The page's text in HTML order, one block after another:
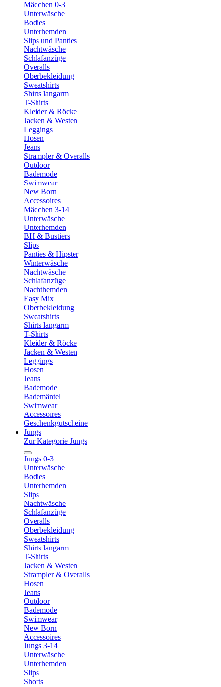
Mädchen 0-3
Unterwäsche
Bodies
Unterhemden
Slips und Panties
Nachtwäsche
Schlafanzüge
Overalls
Oberbekleidung
Sweatshirts
Shirts langarm
T-Shirts
Kleider & Röcke
Jacken & Westen
Leggings
Hosen
Jeans
Strampler & Overalls
Outdoor
Bademode
Swimwear
New Born
Accessoires
Mädchen 3-14
Unterwäsche
Unterhemden
BH & Bustiers
Slips
Panties & Hipster
Winterwäsche
Nachtwäsche
Schlafanzüge
Nachthemden
Easy Mix
Oberbekleidung
Sweatshirts
Shirts langarm
T-Shirts
Kleider & Röcke
Jacken & Westen
Leggings
Hosen
Jeans
Bademode
Bademäntel
Swimwear
Accessoires
Geschenkgutscheine
Jungs
Zur Kategorie Jungs
Jungs 0-3
Unterwäsche
Bodies
Unterhemden
Slips
Nachtwäsche
Schlafanzüge
Overalls
Oberbekleidung
Sweatshirts
Shirts langarm
T-Shirts
Jacken & Westen
Strampler & Overalls
Hosen
Jeans
Outdoor
Bademode
Swimwear
New Born
Accessoires
Jungs 3-14
Unterwäsche
Unterhemden
Slips
Shorts